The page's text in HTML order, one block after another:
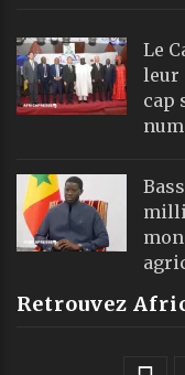
Le
leur
cap
Retrouvez